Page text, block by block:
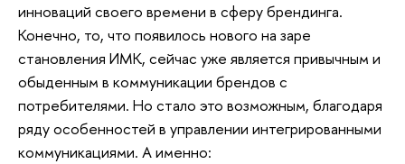
инноваций своего времени в сферу брендинга.
Конечно, то, что появилось нового на заре
становления ИМК, сейчас уже является привычным и
обыденным в коммуникации брендов с
потребителями. Но стало это возможным, благодаря
ряду особенностей в управлении интегрированными
коммуникациями. А именно: